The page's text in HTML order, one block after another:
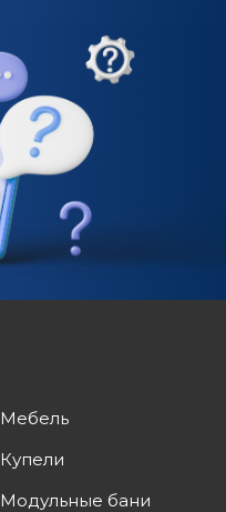
Мебель
Купели
Модульные бани